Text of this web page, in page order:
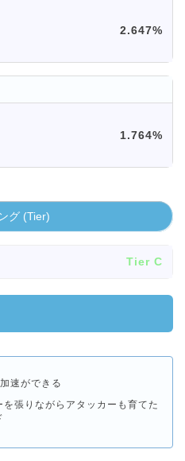
2.647%
1.764%
グ (Tier)
Tier C
速ができる
張りながらアタッカーも育てた